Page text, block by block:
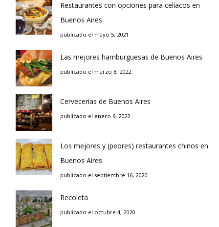
Restaurantes con opciones para celíacos en
Buenos Aires
publicado el mayo 5, 2021
Las mejores hamburguesas de Buenos Aires
publicado el marzo 8, 2022
Cervecerías de Buenos Aires
publicado el enero 9, 2022
Los mejores y (peores) restaurantes chinos en
Buenos Aires
publicado el septiembre 16, 2020
Recoleta
publicado el octubre 4, 2020